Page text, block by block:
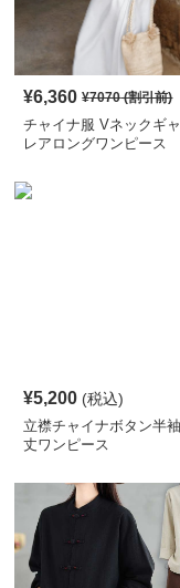
¥6,360 ¥7070(割引前)
チャイナ服 Vネックギ
レアロングワンピース
¥5,200 (税込)
立襟チャイナボタン半
丈ワンピース